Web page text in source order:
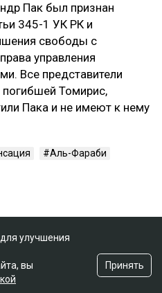
Пак был признан
345-1 УК РК и
свободы с
управления
Все представители
Томирис,
Пака и не имеют к нему
Аль-Фараби
улучшения
вы
Принять